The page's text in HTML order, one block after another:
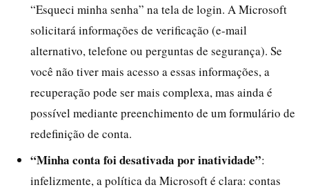
“Esqueci minha senha” na tela de login. A Microsoft
solicitará informações de verificação (e-mail
alternativo, telefone ou perguntas de segurança). Se
você não tiver mais acesso a essas informações, a
recuperação pode ser mais complexa, mas ainda é
possível mediante preenchimento de um formulário de
redefinição de conta.
“Minha conta foi desativada por inatividade”:
infelizmente, a política da Microsoft é clara: contas